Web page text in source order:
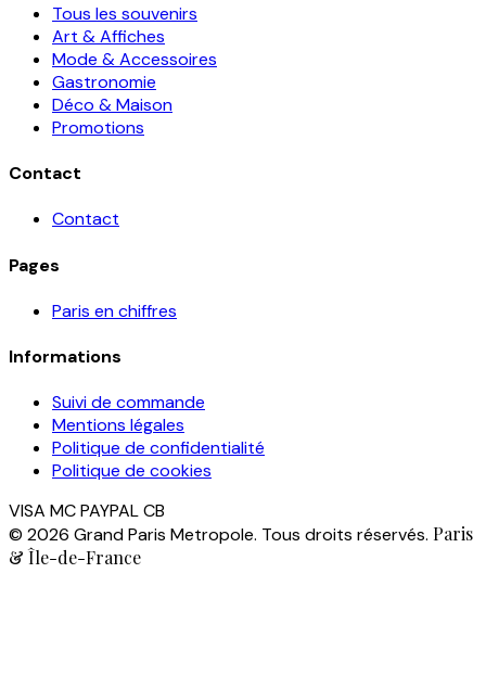
Tous les souvenirs
Art & Affiches
Mode & Accessoires
Gastronomie
Déco & Maison
Promotions
Contact
Contact
Pages
Paris en chiffres
Informations
Suivi de commande
Mentions légales
Politique de confidentialité
Politique de cookies
VISA MCPAYPALCB
© 2026 Grand Paris Metropole. Tous droits réservés. Paris
& Île-de-France